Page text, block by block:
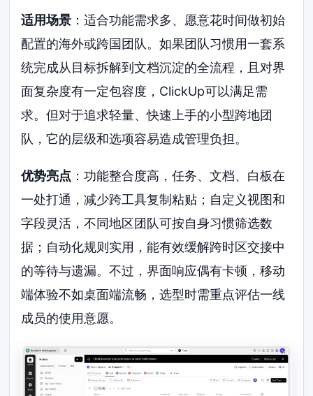
适用场景 ：适合功能需求多、愿意花时间做初始
配置的海外或跨国团队。如果团队习惯用一套系
统完成从目标拆解到文档沉淀的全流程，且对界
面复杂度有一定包容度，ClickUp可以满足需
求。但对于追求轻量、快速上手的小型跨地团
队，它的层级和选项容易造成管理负担。
优势亮点 ：功能整合度高，任务、文档、白板在
一处打通，减少跨工具复制粘贴；自定义视图和
字段灵活，不同地区团队可按自身习惯筛选数
据；自动化规则实用，能有效缓解跨时区交接中
的等待与遗漏。不过，界面响应偶有卡顿，移动
端体验不如桌面端流畅，选型时需重点评估一线
成员的使用意愿。